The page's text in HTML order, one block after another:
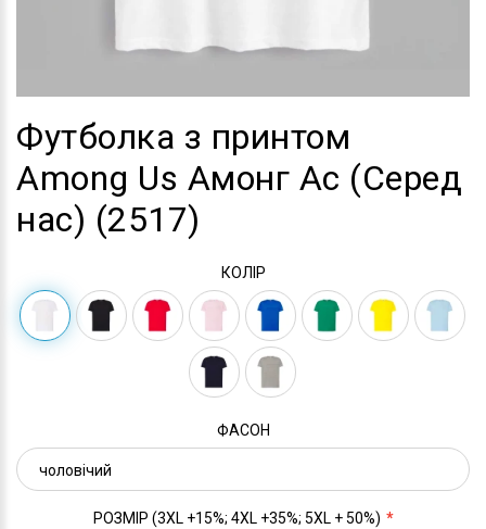
Футболка з принтом
Among Us Амонг Ас (Серед
нас) (2517)
КОЛІР
ФАСОН
РОЗМІР (3XL +15%; 4XL +35%; 5XL + 50%)